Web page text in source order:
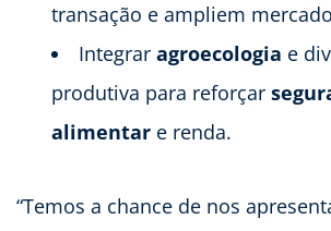
transação e ampliem
Integrar agroecologia e
produtiva para reforçar
alimentar e renda.
“Temos a chance de nos